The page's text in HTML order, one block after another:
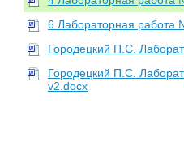
6 Лабораторная работа
Городецкий П.С.
Городецкий П.С.
v2.docx